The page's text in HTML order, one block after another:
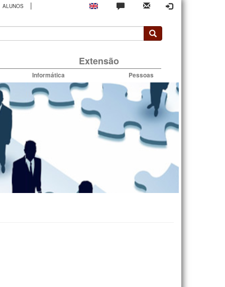
ALUNOS |
Extensão
Informática Pessoas